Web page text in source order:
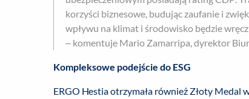
korzyści biznesowe, budując zaufanie i
wpływu na klimat i środowisko będzie
– komentuje Mario Zamarripa, dyrektor
Kompleksowe podejście do ESG
ERGO Hestia otrzymała również Złoty Medal